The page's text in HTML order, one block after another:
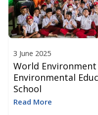
3 June 2025
World
Environmental
School
Read More